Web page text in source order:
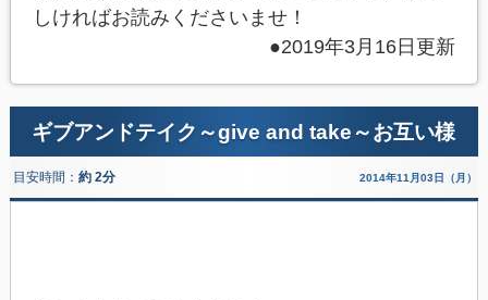
しければお読みくださいませ！
●2019年3月16日更新
ギブアンドテイク～give and take～お互い様
目安時間： 約 2分 2014年11月03日（月）